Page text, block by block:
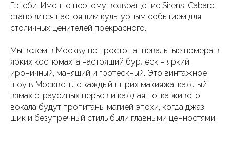
Гэтсби. Именно поэтому возвращение Sirens' Cabaret
становится настоящим культурным событием для
столичных ценителей прекрасного.
Мы везем в Москву не просто танцевальные номера в
ярких костюмах, а настоящий бурлеск – яркий,
ироничный, манящий и гротескный. Это винтажное
шоу в Москве, где каждый штрих макияжа, каждый
взмах страусиных перьев и каждая нотка живого
вокала будут пропитаны магией эпохи, когда джаз,
шик и безупречный стиль были главными ценностями.